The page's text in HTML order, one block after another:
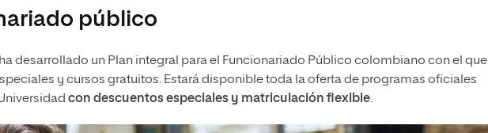
público
desarrollado un Plan integral para el Funcionariado Público colombiano con el que
y cursos gratuitos. Estará disponible toda la oferta de programas oficiales
con descuentos especiales y matriculación flexible.